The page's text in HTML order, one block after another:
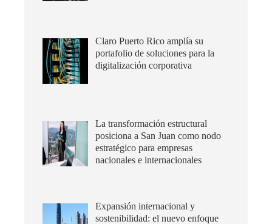
Claro Puerto Rico amplía su
portafolio de soluciones para la
digitalización corporativa
La transformación estructural
posiciona a San Juan como nodo
estratégico para empresas
nacionales e internacionales
Expansión internacional y
sostenibilidad: el nuevo enfoque